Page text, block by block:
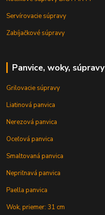
Servírovacie súpravy
Zabíjačkové súpravy
Panvice, woky, súpravy
Grilovacie súpravy
Liatinová panvica
Nerezová panvica
Oceľová panvica
Smaltovaná panvica
Nepriľnavá panvica
Paella panvica
Wok, priemer: 31 cm